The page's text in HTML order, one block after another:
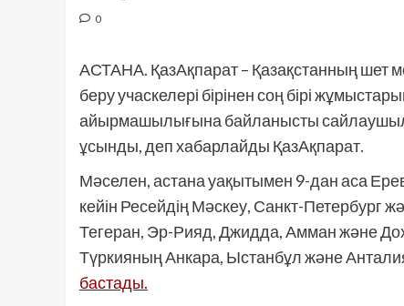
0
АСТАНА. ҚазАқпарат – Қазақстанның шет
беру учаскелері бірінен соң бірі
айырмашылығына байланысты
ұсынды, деп хабарлайды ҚазАқпарат.
Мәселен, астана уақытымен 9-дан аса
кейін Ресейдің Мәскеу, Санкт-Петербург
Тегеран, Эр-Рияд, Джидда, Амман және
Түркияның Анкара, Ыстанбұл және
бастады.